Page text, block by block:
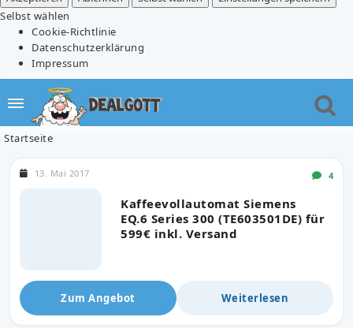
Selbst wählen
Cookie-Richtlinie
Datenschutzerklärung
Impressum
Startseite
Kaffeevollautomat Siemens
EQ.6 Series 300 (TE603501DE) für
599€ inkl. Versand
13. Mai 2017 4
Zum Angebot Weiterlesen